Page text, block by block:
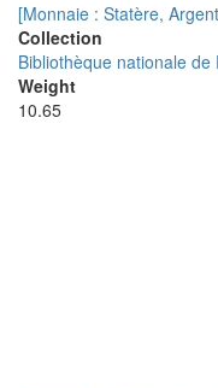
[Monnaie : Statère,
Collection
Bibliothèque nationale de
Weight
10.65